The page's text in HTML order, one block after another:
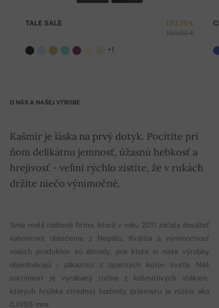
133,30 €
155,00 €
TALE SALE
+1
O NÁS A NAŠEJ VÝROBE
Kašmír je láska na prvý dotyk. Pocítite pri
ňom delikátnu jemnosť, úžasnú hebkosť a
hrejivosť - veľmi rýchlo zistíte, že v rukách
držíte niečo výnimočné.
Sme malá rodinná firma, ktorá v roku 2011 začala dovážať
kašmírové oblečenie z Nepálu. Kvalita a výnimočnosť
našich produktov sú dôvody, pre ktoré si naše výrobky
objednávajú i zákazníci z opačných kútov sveta. Náš
sortiment je vyrábaný ručne z kašmírových vlákien,
ktorých hrúbka strednej hodnoty priemeru je nižšia ako
0,0155 mm.